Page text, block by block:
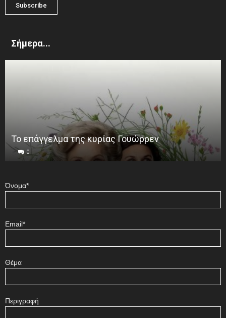
Σήμερα...
Το επάγγελμα της κυρίας Γουώρρεν
0
Όνομα*
Email*
Θέμα
Περιγραφή